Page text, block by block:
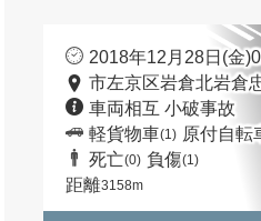
2018年12月28日(金
市左京区岩倉北岩倉
車両相互 小破事故
軽貨物車(1) 原付自転
死亡(0) 負傷(1)
距離3158m